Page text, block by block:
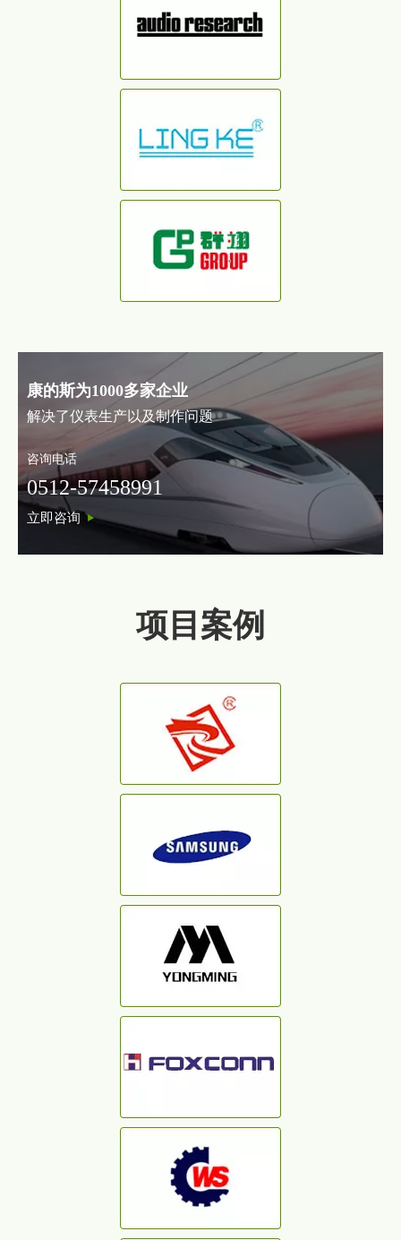
康的斯为1000多家企业
解决了仪表生产以及制作问题
咨询电话
0512-57458991
立即咨询
项目案例